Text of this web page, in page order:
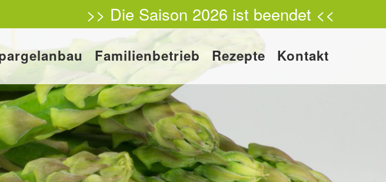
>> Die Saison 2026 ist beendet <<
Familienbetrieb Rezepte Kontakt